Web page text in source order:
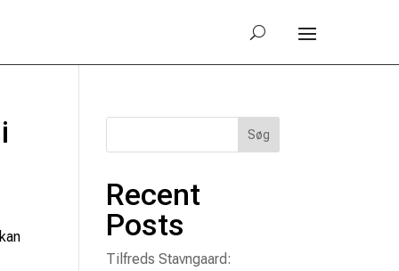
Søg
Recent
Posts
Tilfreds Stavngaard: